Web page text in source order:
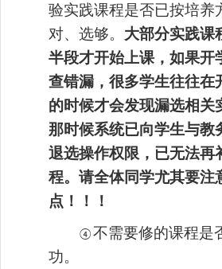
验实践课程是否已按培养
对、选够。 大部分实践课
半段才开始上课，如果开
查错漏，很多学生往往在
的时候才会发现漏选相关
那时候系统已向学生与教
退选操作权限，已无法再
程。请全体同学尤其要注
点！！！
④ 不需要修的课程是
功。